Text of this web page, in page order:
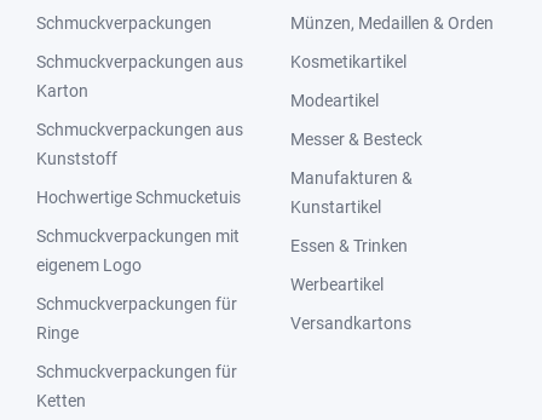
Schmuckverpackungen
Schmuckverpackungen aus
Karton
Schmuckverpackungen aus
Kunststoff
Hochwertige Schmucketuis
Schmuckverpackungen mit
eigenem Logo
Schmuckverpackungen für
Ringe
Schmuckverpackungen für
Ketten
Münzen, Medaillen & Orden
Kosmetikartikel
Modeartikel
Messer & Besteck
Manufakturen &
Kunstartikel
Essen & Trinken
Werbeartikel
Versandkartons